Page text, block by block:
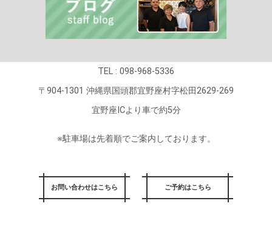
TEL : 098-968-5336
〒904-1301 沖縄県国頭郡宜野座村字松田2629-269
宜野座ICより車で約5分
※駐車場は先着順でご案内しております。
お問い合わせはこちら ご予約はこちら